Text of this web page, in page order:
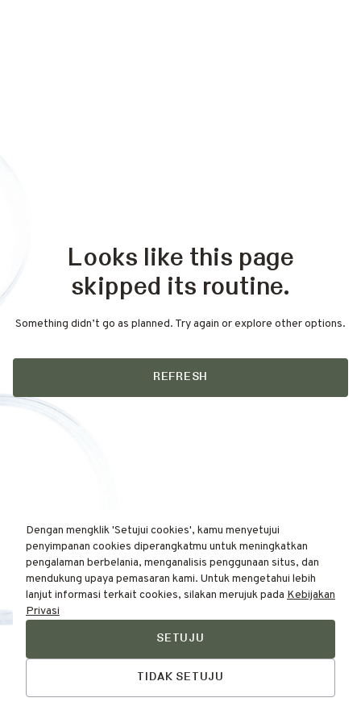
Looks like this page
skipped its routine.
Something didn’t go as planned. Try again or explore other options.
REFRESH
Dengan mengklik 'Setujui cookies', kamu menyetujui
penyimpanan cookies diperangkatmu untuk meningkatkan
pengalaman berbelania, menganalisis penggunaan situs, dan
mendukung upaya pemasaran kami. Untuk mengetahui lebih
lanjut informasi terkait cookies, silakan merujuk pada Kebijakan
Privasi
SETUJU
TIDAK SETUJU
Find Your